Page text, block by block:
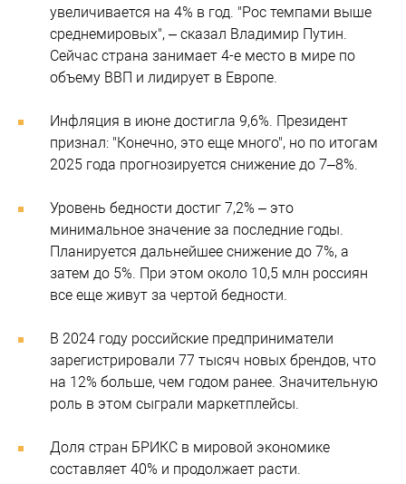
увеличивается на 4% в год. "Рос темпами выше
среднемировых", – сказал Владимир Путин.
Сейчас страна занимает 4-е место в мире по
объему ВВП и лидирует в Европе.
Инфляция в июне достигла 9,6%. Президент
признал: "Конечно, это еще много", но по итогам
2025 года прогнозируется снижение до 7–8%.
Уровень бедности достиг 7,2% – это
минимальное значение за последние годы.
Планируется дальнейшее снижение до 7%, а
затем до 5%. При этом около 10,5 млн россиян
все еще живут за чертой бедности.
В 2024 году российские предприниматели
зарегистрировали 77 тысяч новых брендов, что
на 12% больше, чем годом ранее. Значительную
роль в этом сыграли маркетплейсы.
Доля стран БРИКС в мировой экономике
составляет 40% и продолжает расти.